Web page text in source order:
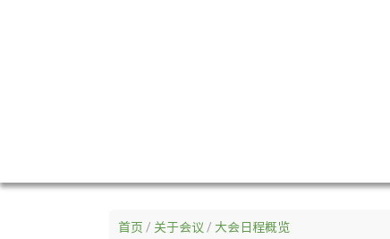
首页 / 关于会议 / 大会日程概览